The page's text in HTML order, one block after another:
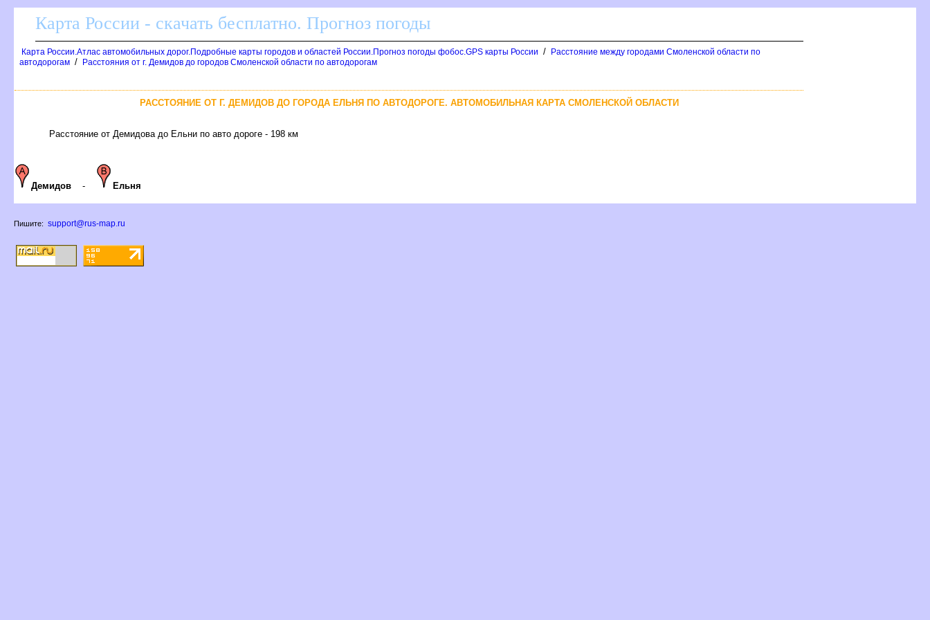
Карта России - скачать бесплатно. Прогноз погоды
Карта России.Атлас автомобильных дорог.Подробные карты городов и областей России.Прогноз погоды фобос.GPS карты России /
Расстояние между городами Смоленской области по
автодорогам / Расстояния от г. Демидов до городов Смоленской области по автодорогам
РАССТОЯНИЕ ОТ Г. ДЕМИДОВ ДО ГОРОДА ЕЛЬНЯ ПО АВТОДОРОГЕ. АВТОМОБИЛЬНАЯ КАРТА СМОЛЕНСКОЙ ОБЛАСТИ
Расстояние от Демидова до Ельни по авто дороге - 198 км
Демидов - Ельня
Пишите: support@rus-map.ru